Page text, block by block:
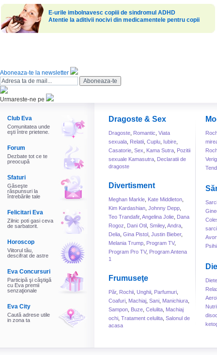
E-urile imbolnavesc copiii de sindromul ADHD
Atentie la aditivii nocivi din medicamentele pentru copii
Aboneaza-te la newsletter
Urmareste-ne pe
Club Eva
Comunitatea unde
eşti între prietene.
Forum
Dezbate tot ce te
preocupă
Sfaturi
Găseşte
răspunsuri la
întrebările tale
Felicitari Eva
Zilnic poti gasi ceva
de sarbatorit.
Horoscop
Viitorul tău,
descifrat de astre
Eva Concursuri
Participă şi câştigă
cu Eva premii
senzaţionale
Eva City
Caută adrese utile
in zona ta
Dragoste & Sex
Dragoste Romantic Viata
sexuala Relatii Cuplu Iubire
Casatorie Sex Kama Sutra Pozitii
sexuale Kamasutra Declaratii de
dragoste
Divertisment
Meghan Markle Kate Middleton
Kim Kardashian Johnny Depp
Teo Trandafir, Angelina Jolie Dana
Rogoz
Dani Otil Smiley, Andra
Delia Gina Pistol Justin Bieber,
Melania Trump Program TV,
Program Pro TV, Program Antena
1
Frumuseţe
Păr, Rochii Unghii Parfumuri
Coafuri Machiaj Sani Manichiura
Sampon Buze Celulita Machiaj
ochi Tratament celulita Salonul de
acasa
Diete